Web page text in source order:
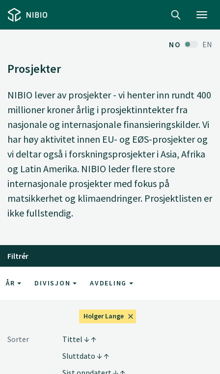
NO EN
Prosjekter
NIBIO lever av prosjekter - vi henter inn rundt 400
millioner kroner årlig i prosjektinntekter fra
nasjonale og internasjonale finansieringskilder. Vi
har høy aktivitet innen EU- og EØS-prosjekter og
vi deltar også i forskningsprosjekter i Asia, Afrika
og Latin Amerika. NIBIO leder flere store
internasjonale prosjekter med fokus på
matsikkerhet og klimaendringer. Prosjektlisten er
ikke fullstendig.
Filtrér
ÅR DIVISJON AVDELING
Holger Lange
Sorter
Tittel
Sluttdato